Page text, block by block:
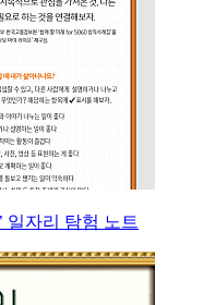
일자리 탐험 노트